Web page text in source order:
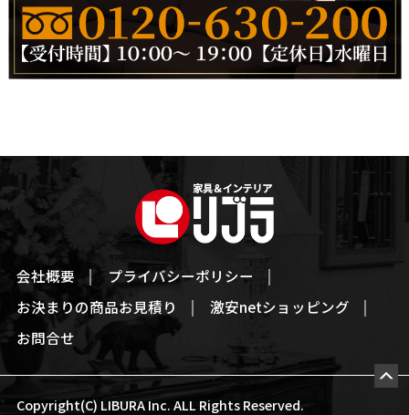
会社概要
プライバシーポリシー
お決まりの商品お見積り
激安netショッピング
お問合せ
Copyright(C) LIBURA Inc. ALL Rights Reserved.